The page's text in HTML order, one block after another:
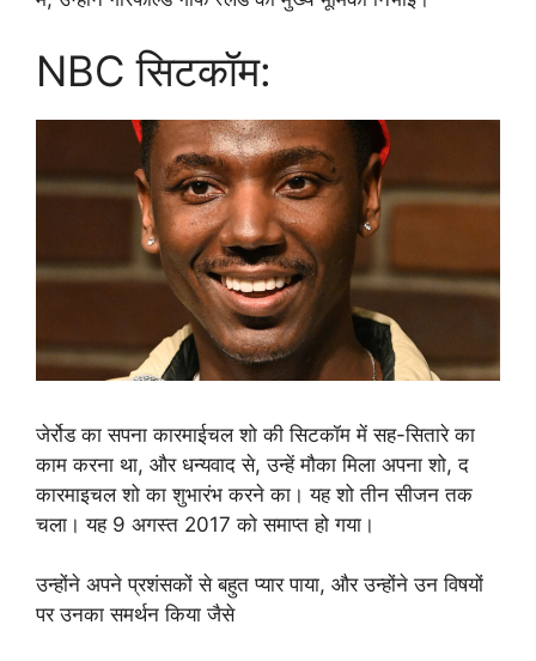
NBC सिटकॉम:
जेर्रोड का सपना कारमाईचल शो की सिटकॉम में सह-सितारे का
काम करना था, और धन्यवाद से, उन्हें मौका मिला अपना शो, द
कारमाइचल शो का शुभारंभ करने का। यह शो तीन सीजन तक
चला। यह 9 अगस्त 2017 को समाप्त हो गया।
उन्होंने अपने प्रशंसकों से बहुत प्यार पाया, और उन्होंने उन विषयों
पर उनका समर्थन किया जैसे